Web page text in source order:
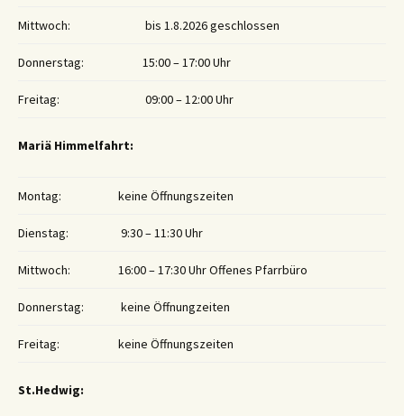
Mittwoch: bis 1.8.2026 geschlossen
Donnerstag: 15:00 – 17:00 Uhr
Freitag: 09:00 – 12:00 Uhr
Mariä Himmelfahrt:
Montag: keine Öffnungszeiten
Dienstag: 9:30 – 11:30 Uhr
Mittwoch: 16:00 – 17:30 Uhr Offenes Pfarrbüro
Donnerstag: keine Öffnungzeiten
Freitag: keine Öffnungszeiten
St.Hedwig: